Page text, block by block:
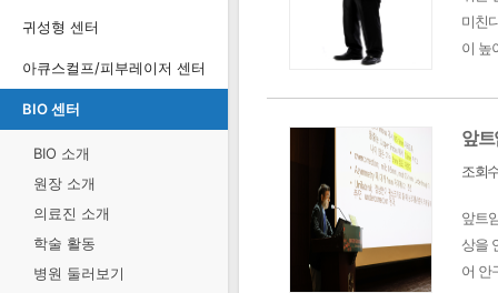
귀성형 센터
아큐스컬프/피부레이저 센터
BIO 센터
BIO 소개
원장 소개
의료진 소개
학술 활동
병원 둘러보기
미친
이 높
앞
조회
앞트
상을
어 안